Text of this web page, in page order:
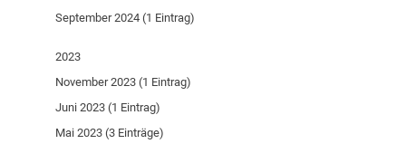
September 2024 (1 Eintrag)
2023
November 2023 (1 Eintrag)
Juni 2023 (1 Eintrag)
Mai 2023 (3 Einträge)